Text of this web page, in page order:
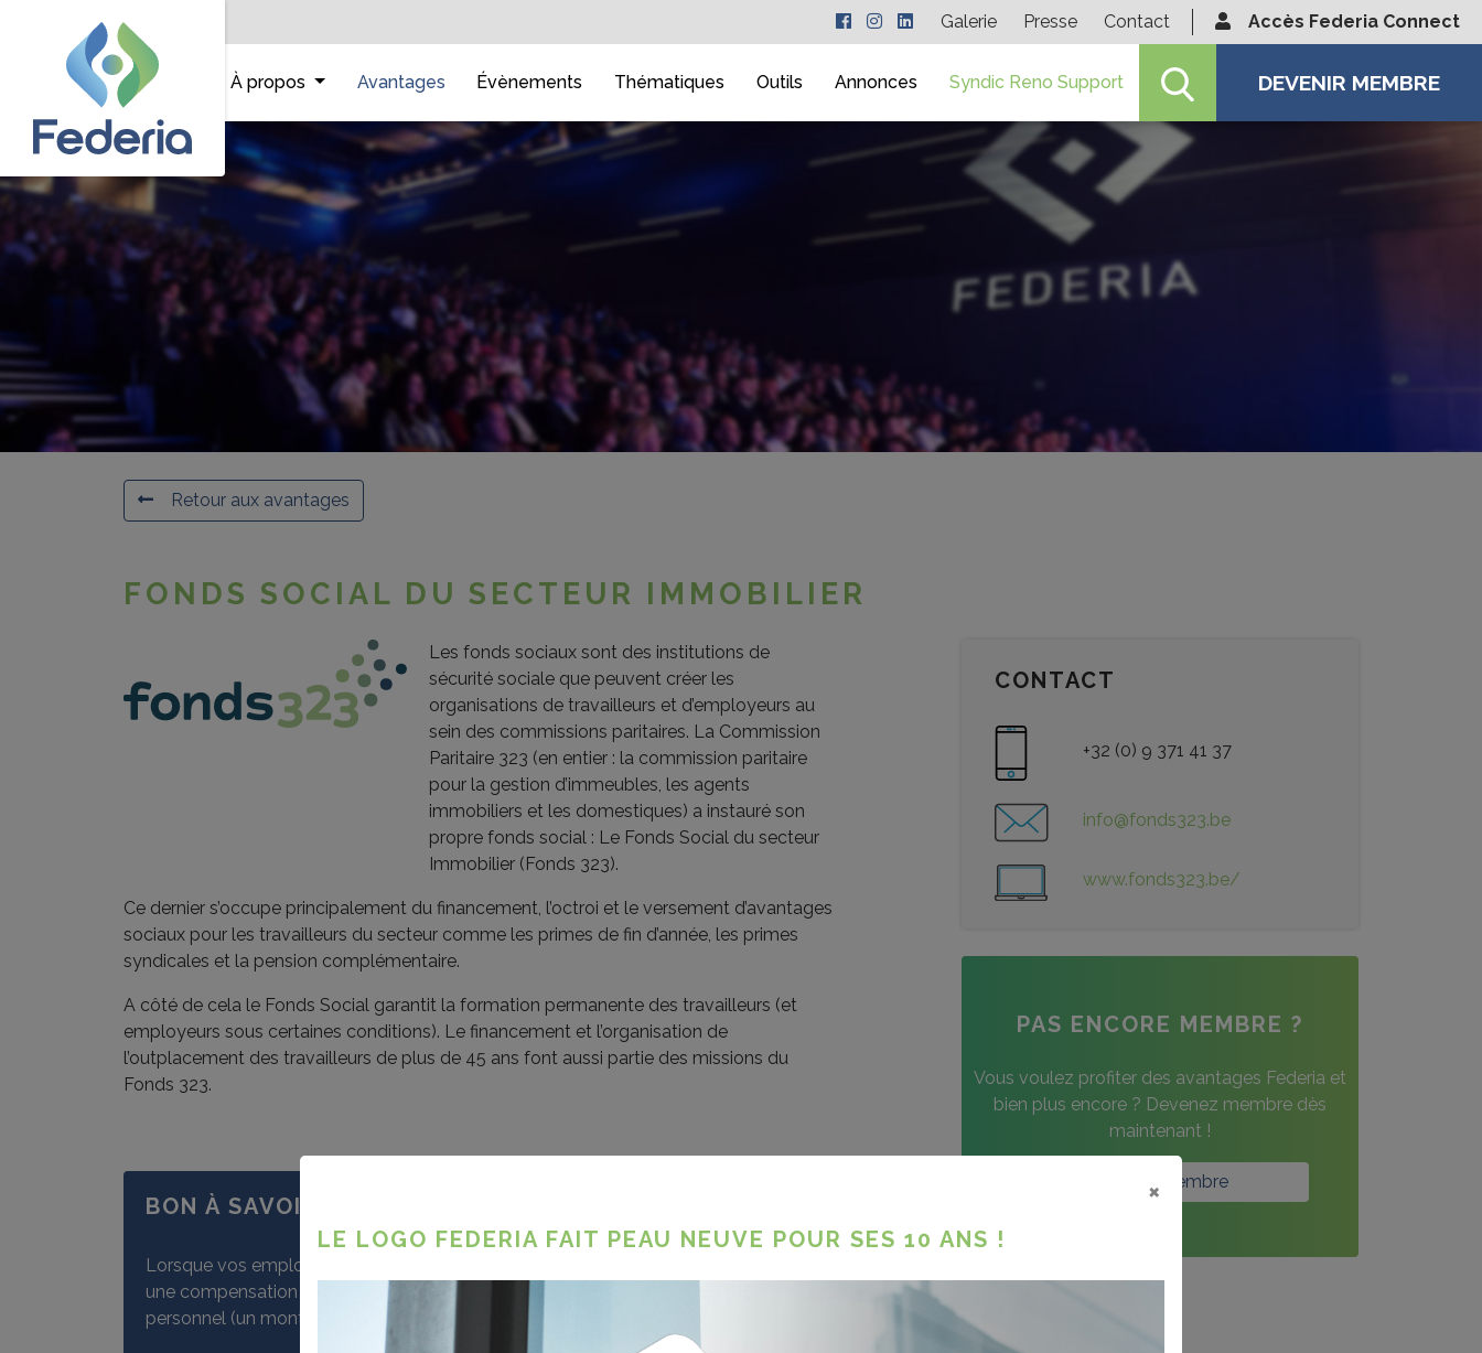
Galerie Presse Contact Accès Federia Connect
Accueil À propos Avantages Évènements Thématiques Outils Annonces Syndic Reno Support DEVENIR MEMBRE
Retour aux avantages
FONDS SOCIAL DU SECTEUR IMMOBILIER
Les fonds sociaux sont des institutions de
sécurité sociale que peuvent créer les
organisations de travailleurs et d’employeurs au
sein des commissions paritaires. La Commission
Paritaire 323 (en entier : la commission paritaire
pour la gestion d’immeubles, les agents
immobiliers et les domestiques) a instauré son
propre fonds social : Le Fonds Social du secteur
Immobilier (Fonds 323).
Ce dernier s’occupe principalement du financement, l’octroi et le versement d’avantages
sociaux pour les travailleurs du secteur comme les primes de fin d’année, les primes
syndicales et la pension complémentaire.
A côté de cela le Fonds Social garantit la formation permanente des travailleurs (et
employeurs sous certaines conditions). Le financement et l’organisation de
l’outplacement des travailleurs de plus de 45 ans font aussi partie des missions du
Fonds 323.
BON À SAVOIR
Lorsque vos employés suivent des formations, vous recevez comme employeur
une compensation financière pour les heures de travail non-prestées par votre
personnel (un montant forfaitaire par heure de formation suivie).
CONTACT
+32 (0) 9 371 41 37
info@fonds323.be
www.fonds323.be/
PAS ENCORE MEMBRE ?
Vous voulez profiter des avantages Federia et
bien plus encore ? Devenez membre dès
maintenant !
Devenir membre
×
LE LOGO FEDERIA FAIT PEAU NEUVE POUR SES 10 ANS !